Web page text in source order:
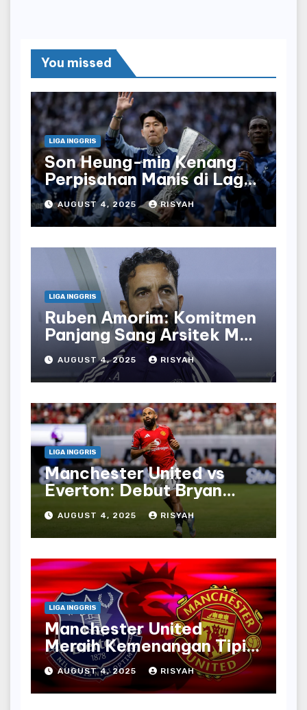
You missed
LIGA INGGRIS
Son Heung-min Kenang
Perpisahan Manis di Laga
Terakhir Bersama
Tottenham
AUGUST 4, 2025 RISYAH
LIGA INGGRIS
Ruben Amorim: Komitmen
Panjang Sang Arsitek Man
United
AUGUST 4, 2025 RISYAH
LIGA INGGRIS
Manchester United vs
Everton: Debut Bryan
Mbeumo untuk Red Devils
Menghadapi Toffees
AUGUST 4, 2025 RISYAH
LIGA INGGRIS
Manchester United
Meraih Kemenangan Tipis
atas Everton dengan
Penalti Bruno Fernandes
AUGUST 4, 2025 RISYAH